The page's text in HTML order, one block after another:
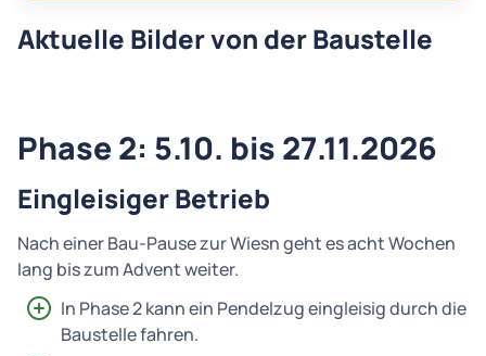
Aktuelle Bilder von der Baustelle
Phase 2: 5.10. bis 27.11.2026
Eingleisiger Betrieb
Nach einer Bau-Pause zur Wiesn geht es acht Wochen
lang bis zum Advent weiter.
In Phase 2 kann ein Pendelzug eingleisig durch die
Baustelle fahren.